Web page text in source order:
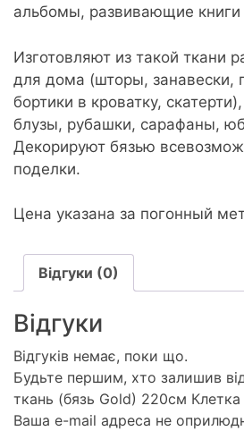
альбомы, развивающие книги
Изготовляют из такой ткани
для дома (шторы, занавески,
бортики в кроватку,
блузы, рубашки, сарафаны,
Декорируют бязью
поделки.
Цена указана за погонный
Відгуки (0)
Відгуки
Відгуків немає, поки що.
Будьте першим, хто залишив
ткань (бязь Gold) 220см Клетка
Ваша e-mail адреса не